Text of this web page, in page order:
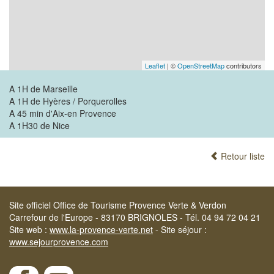
Leaflet | ©OpenStreetMapcontributors
A 1H de Marseille
A 1H de Hyères / Porquerolles
A 45 min d'Aix-en Provence
A 1H30 de Nice
Retour liste
Site officiel Office de Tourisme Provence Verte & Verdon
Carrefour de l'Europe - 83170 BRIGNOLES - Tél. 04 94 72 04 21
Site web : www.la-provence-verte.net - Site séjour :
www.sejourprovence.com